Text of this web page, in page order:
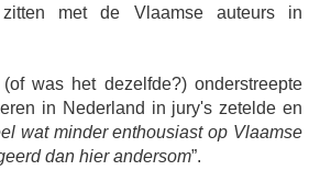
met de Vlaamse auteurs in
was het dezelfde?) onderstreepte
in Nederland in jury's zetelde en
wat minder enthousiast op Vlaamse
dan hier andersom”.